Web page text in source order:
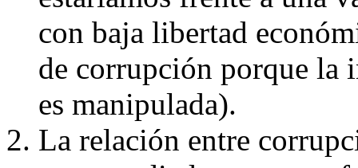
con baja libertad
de corrupción porque la
es manipulada).
La relación entre